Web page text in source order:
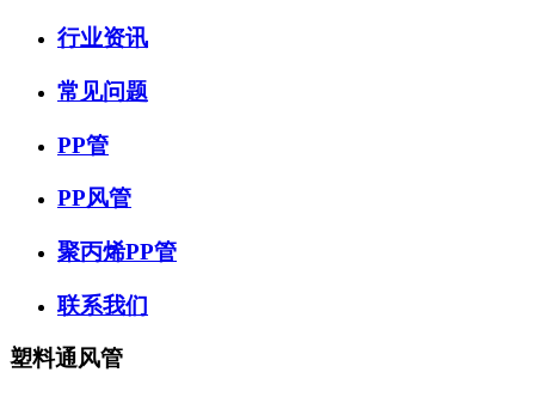
行业资讯
常见问题
PP管
PP风管
聚丙烯PP管
联系我们
塑料通风管